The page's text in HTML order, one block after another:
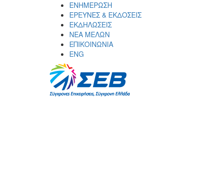
ΕΝΗΜΕΡΩΣΗ
ΕΡΕΥΝΕΣ & ΕΚΔΟΣΕΙΣ
ΕΚΔΗΛΩΣΕΙΣ
ΝΕΑ ΜΕΛΩΝ
ΕΠΙΚΟΙΝΩΝΙΑ
ENG